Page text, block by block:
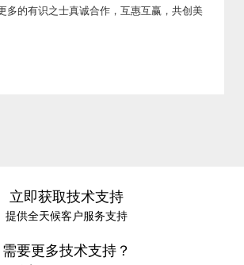
多的有识之士真诚合作，互惠互赢，共创美
立即获取技术支持
提供全天候客户服务支持
需要更多技术支持？